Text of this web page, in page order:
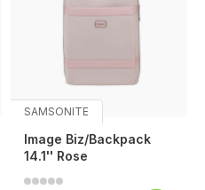
SAMSONITE
Image Biz/Backpack
14.1'' Rose